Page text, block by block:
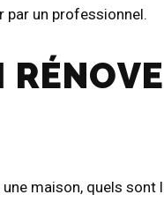
par un professionnel.
maison, quels